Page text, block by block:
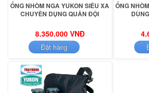
ỐNG NHÒM NGA YUKON SIÊU XA
CHUYÊN DỤNG QUÂN ĐỘI
8.350.000 VNĐ
Đặt hàng
ỐNG